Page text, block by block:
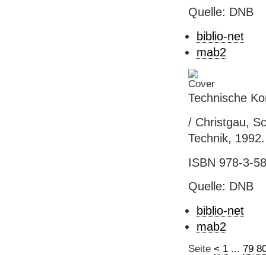
Quelle: DNB
biblio-net
mab2
Technische
/ Christgau,
Technik,
ISBN 978-3-
Quelle: DNB
biblio-net
mab2
Seite < 1... 79